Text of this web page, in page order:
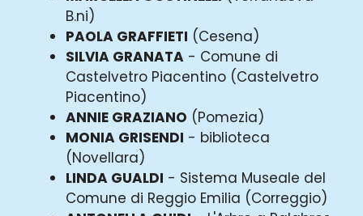
B.ni)
PAOLA GRAFFIETI (Cesena)
SILVIA GRANATA - Comune di
Castelvetro Piacentino (Castelvetro
Piacentino)
ANNIE GRAZIANO (Pomezia)
MONIA GRISENDI - biblioteca
(Novellara)
LINDA GUALDI - Sistema Museale del
Comune di Reggio Emilia (Correggio)